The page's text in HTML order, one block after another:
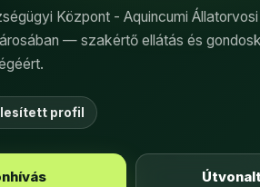
Központ - Aquincumi
— szakértő ellátás és
profil